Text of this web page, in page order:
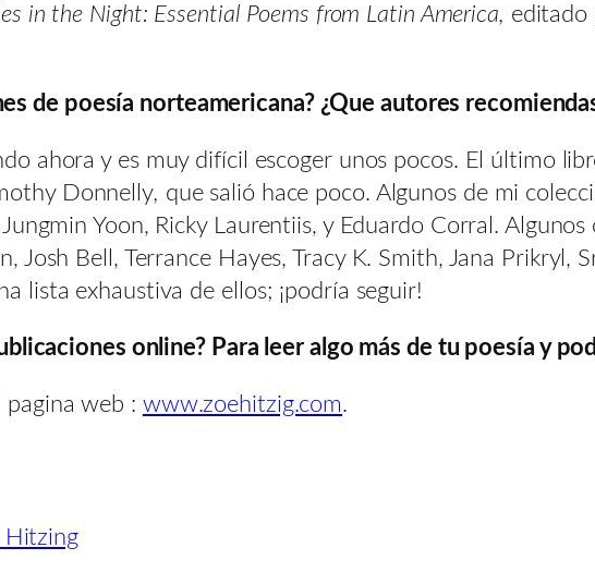
in the Night: Essential Poems from Latin America, editado
de poesía norteamericana? ¿Que autores
ahora y es muy difícil escoger unos pocos. El último
Donnelly, que salió hace poco. Algunos de mi
Yoon, Ricky Laurentiis, y Eduardo Corral.
Josh Bell, Terrance Hayes, Tracy K. Smith, Jana Prikryl,
lista exhaustiva de ellos; ¡podría seguir!
online? Para leer algo más de tu poesía y
pagina web : www.zoehitzig.com.
Hitzing